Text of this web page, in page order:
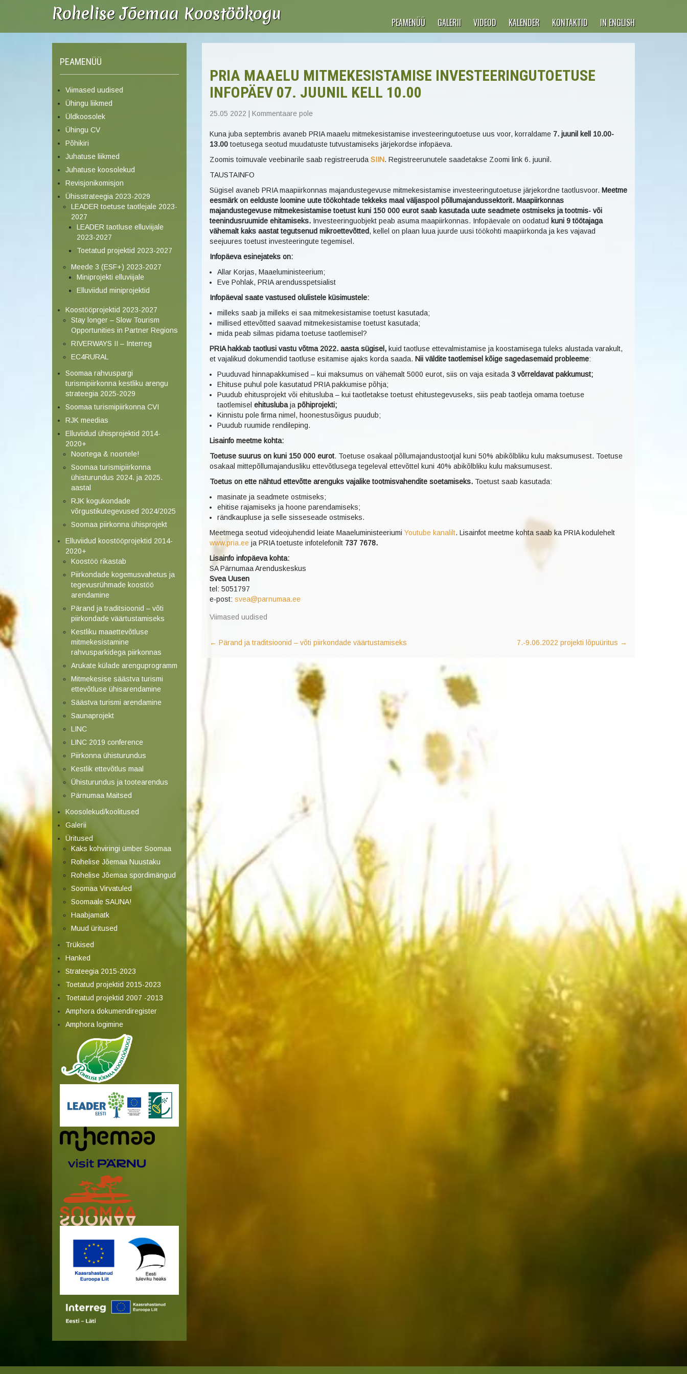
Rohelise Jõemaa Koostöökogu PEAMENÜÜ GALERII VIDEOD KALENDER KONTAKTID IN ENGLISH
PEAMENÜÜ
Viimased uudised
Ühingu liikmed
Üldkoosolek
Ühingu CV
Põhikiri
Juhatuse liikmed
Juhatuse koosolekud
Revisjonikomisjon
Ühisstrateegia 2023-2029
LEADER toetuse taotlejale 2023-
2027
LEADER taotluse elluviijale
2023-2027
Toetatud projektid 2023-2027
Meede 3 (ESF+) 2023-2027
Miniprojekti elluviijale
Elluviidud miniprojektid
Koostööprojektid 2023-2027
Stay longer – Slow Tourism
Opportunities in Partner Regions
RIVERWAYS II – Interreg
EC4RURAL
Soomaa rahvuspargi
turismipiirkonna kestliku arengu
strateegia 2025-2029
Soomaa turismipiirkonna CVI
RJK meedias
Elluviidud ühisprojektid 2014-
2020+
Noortega & noortele!
Soomaa turismipiirkonna
ühisturundus 2024. ja 2025.
aastal
RJK kogukondade
võrgustikutegevused 2024/2025
Soomaa piirkonna ühisprojekt
Elluviidud koostööprojektid 2014-
2020+
Koostöö rikastab
Piirkondade kogemusvahetus ja
tegevusrühmade koostöö
arendamine
Pärand ja traditsioonid – võti
piirkondade väärtustamiseks
Kestliku maaettevõtluse
mitmekesistamine
rahvusparkidega piirkonnas
Arukate külade arenguprogramm
Mitmekesise säästva turismi
ettevõtluse ühisarendamine
Säästva turismi arendamine
Saunaprojekt
LINC
LINC 2019 conference
Piirkonna ühisturundus
Kestlik ettevõtlus maal
Ühisturundus ja tootearendus
Pärnumaa Maitsed
Koosolekud/koolitused
Galerii
Üritused
Kaks kohviringi ümber Soomaa
Rohelise Jõemaa Nuustaku
Rohelise Jõemaa spordimängud
Soomaa Virvatuled
Soomaale SAUNA!
Haabjamatk
Muud üritused
Trükised
Hanked
Strateegia 2015-2023
Toetatud projektid 2015-2023
Toetatud projektid 2007 -2013
Amphora dokumendiregister
Amphora logimine
PRIA MAAELU MITMEKESISTAMISE INVESTEERINGUTOETUSE
INFOPÄEV 07. JUUNIL KELL 10.00
25.05 2022 Kommentaare pole
Kuna juba septembris avaneb PRIA maaelu mitmekesistamise investeeringutoetuse uus voor, korraldame 7. juunil kell 10.00-
13.00toetusega seotud muudatuste tutvustamiseks järjekordse infopäeva.
Zoomis toimuvale veebinarile saab registreeruda SIIN. Registreerunutele saadetakse Zoomi link 6. juunil.
TAUSTAINFO
Sügisel avaneb PRIA maapiirkonnas majandustegevuse mitmekesistamise investeeringutoetuse järjekordne taotlusvoor. Meetme
eesmärk on eelduste loomine uute töökohtade tekkeks maal väljaspool põllumajandussektorit. Maapiirkonnas
majandustegevuse mitmekesistamise toetust kuni 150 000 eurot saab kasutada uute seadmete ostmiseks ja tootmis- või
teenindusruumide ehitamiseks. Investeeringuobjekt peab asuma maapiirkonnas. Infopäevale on oodatud kuni 9 töötajaga
vähemalt kaks aastat tegutsenud mikroettevõtted, kellel on plaan luua juurde uusi töökohti maapiirkonda ja kes vajavad
seejuures toetust investeeringute tegemisel.
Infopäeva esinejateks on:
Allar Korjas, Maaeluministeerium;
Eve Pohlak, PRIA arendusspetsialist
Infopäeval saate vastused olulistele küsimustele:
milleks saab ja milleks ei saa mitmekesistamise toetust kasutada;
millised ettevõtted saavad mitmekesistamise toetust kasutada;
mida peab silmas pidama toetuse taotlemisel?
PRIA hakkab taotlusi vastu võtma 2022. aasta sügisel, kuid taotluse ettevalmistamise ja koostamisega tuleks alustada varakult,
et vajalikud dokumendid taotluse esitamise ajaks korda saada. Nii väldite taotlemisel kõige sagedasemaid probleeme:
Puuduvad hinnapakkumised – kui maksumus on vähemalt 5000 eurot, siis on vaja esitada 3 võrreldavat pakkumust;
Ehituse puhul pole kasutatud PRIA pakkumise põhja;
Puudub ehitusprojekt või ehitusluba – kui taotletakse toetust ehitustegevuseks, siis peab taotleja omama toetuse
taotlemisel ehituslubaja põhiprojekti;
Kinnistu pole firma nimel, hoonestusõigus puudub;
Puudub ruumide rendileping.
Lisainfo meetme kohta:
Toetuse suurus on kuni 150 000 eurot. Toetuse osakaal põllumajandustootjal kuni 50% abikõlbliku kulu maksumusest. Toetuse
osakaal mittepõllumajandusliku ettevõtlusega tegeleval ettevõttel kuni 40% abikõlbliku kulu maksumusest.
Toetus on ette nähtud ettevõtte arenguks vajalike tootmisvahendite soetamiseks. Toetust saab kasutada:
masinate ja seadmete ostmiseks;
ehitise rajamiseks ja hoone parendamiseks;
rändkaupluse ja selle sisseseade ostmiseks.
Meetmega seotud videojuhendid leiate Maaeluministeeriumi Youtube kanalilt. Lisainfot meetme kohta saab ka PRIA kodulehelt
www.pria.eeja PRIA toetuste infotelefonilt 737 7678.
Lisainfo infopäeva kohta:
SA Pärnumaa Arenduskeskus
Svea Uusen
tel: 5051797
e-post: svea@parnumaa.ee
Viimased uudised
← Pärand ja traditsioonid – võti piirkondade väärtustamiseks 7.-9.06.2022 projekti lõpuüritus →